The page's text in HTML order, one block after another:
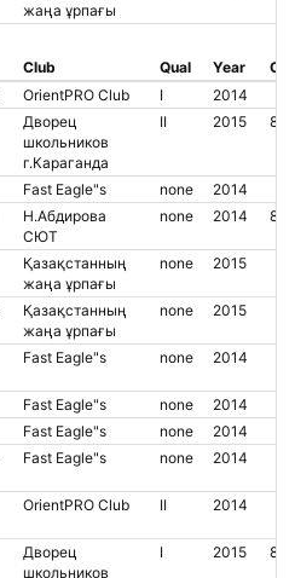
жаңа ұрпағы
Club Qual Year
OrientPRO Club I
2014
Дворец
школьников
г.Караганда
II 2015
Fast Eagle"s none
2014
Н.Абдирова
СЮТ
none 2014
Қазақстанның
жаңа ұрпағы
none 2015
Қазақстанның
жаңа ұрпағы
none 2015
Fast Eagle"s none 2014
Fast Eagle"s none
2014
Fast Eagle"s none
2014
Fast Eagle"s none 2014
OrientPRO Club II 2014
Дворец
школьников
I 2015